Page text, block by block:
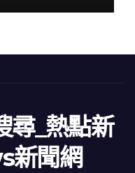
尋_熱點新
新聞網